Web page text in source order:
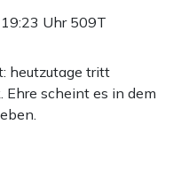
Uhr 509T
heutzutage tritt
Ehre scheint es in dem